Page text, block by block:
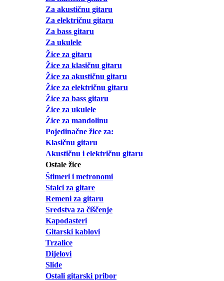
Za akustičnu gitaru
Za električnu gitaru
Za bass gitaru
Za ukulele
Žice za gitaru
Žice za klasičnu gitaru
Žice za akustičnu gitaru
Žice za električnu gitaru
Žice za bass gitaru
Žice za ukulele
Žice za mandolinu
Pojedinačne žice za:
Klasičnu gitaru
Akustičnu i električnu gitaru
Ostale žice
Štimeri i metronomi
Stalci za gitare
Remeni za gitaru
Sredstva za čiščenje
Kapodasteri
Gitarski kablovi
Trzalice
Dijelovi
Slide
Ostali gitarski pribor